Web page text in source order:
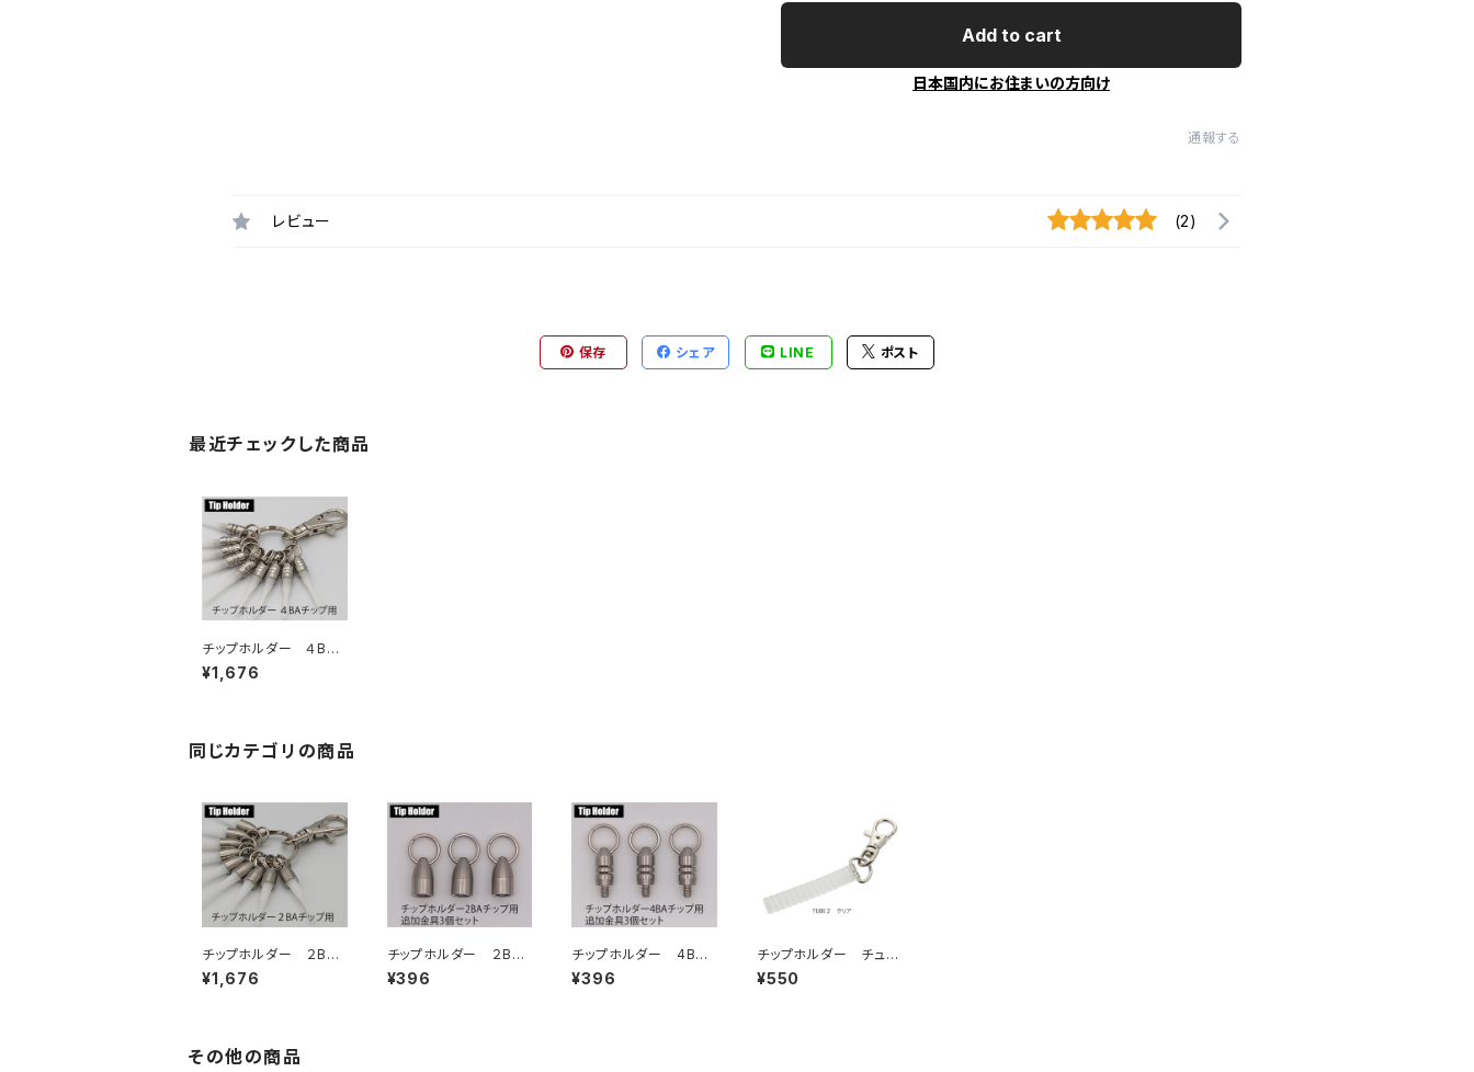
Add to cart
日本国内にお住まいの方向け
通報する
レビュー (2)
保存 シェア LINE ポスト
最近チェックした商品
チップホルダー ４BA
チップ用 ９個タイプ
¥1,676
同じカテゴリの商品
チップホルダー ２BA
チップ用 ９個タイプ
¥1,676
チップホルダー ２BA
チップ用 追加金具３
個セット
¥396
チップホルダー 4BA
チップ用 追加金具３
個セット
¥396
チップホルダー チュー
ブ2
¥550
その他の商品